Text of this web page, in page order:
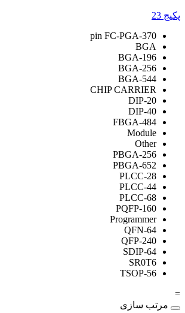
پکیج 23
370-pin FC-PGA
BGA
BGA-196
BGA-256
BGA-544
CHIP CARRIER
DIP-20
DIP-40
FBGA-484
Module
Other
PBGA-256
PBGA-652
PLCC-28
PLCC-44
PLCC-68
PQFP-160
Programmer
QFN-64
QFP-240
SDIP-64
SR0T6
TSOP-56
=
مرتب سازی